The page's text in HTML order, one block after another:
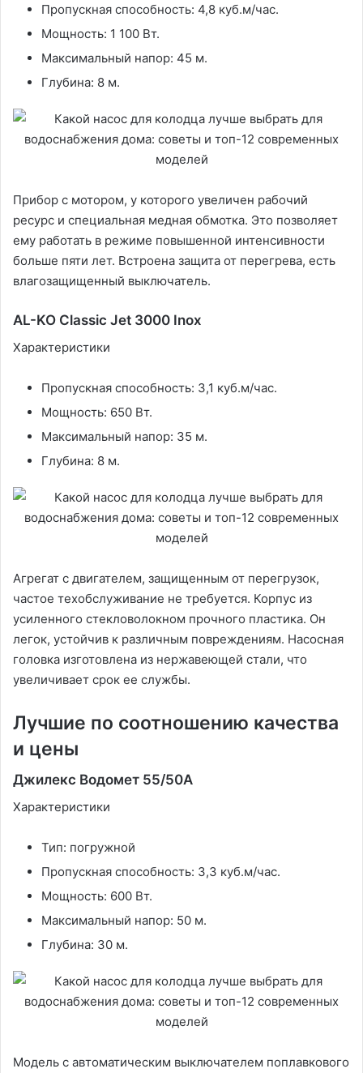
Пропускная способность: 4,8 куб.м/час.
Мощность: 1 100 Вт.
Максимальный напор: 45 м.
Глубина: 8 м.
Прибор с мотором, у которого увеличен рабочий
ресурс и специальная медная обмотка. Это позволяет
ему работать в режиме повышенной интенсивности
больше пяти лет. Встроена защита от перегрева, есть
влагозащищенный выключатель.
AL-KO Classic Jet 3000 Inox
Характеристики
Пропускная способность: 3,1 куб.м/час.
Мощность: 650 Вт.
Максимальный напор: 35 м.
Глубина: 8 м.
Агрегат с двигателем, защищенным от перегрузок,
частое техобслуживание не требуется. Корпус из
усиленного стекловолокном прочного пластика. Он
легок, устойчив к различным повреждениям. Насосная
головка изготовлена из нержавеющей стали, что
увеличивает срок ее службы.
Лучшие по соотношению качества
и цены
Джилекс Водомет 55/50А
Характеристики
Тип: погружной
Пропускная способность: 3,3 куб.м/час.
Мощность: 600 Вт.
Максимальный напор: 50 м.
Глубина: 30 м.
Модель с автоматическим выключателем поплавкового